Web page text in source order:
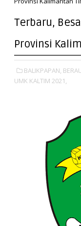
Terbaru,
Provinsi
BALIKPAPAN,
UMK KALTIM 2021,